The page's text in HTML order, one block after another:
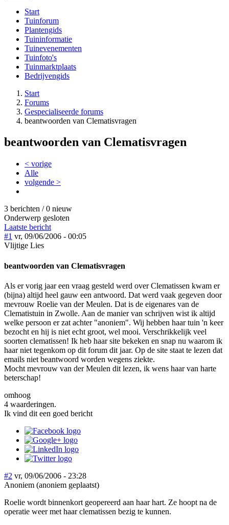
Start
Tuinforum
Plantengids
Tuininformatie
Tuinevenementen
Tuinfoto's
Tuinmarktplaats
Bedrijvengids
Start
Forums
Gespecialiseerde forums
beantwoorden van Clematisvragen
beantwoorden van Clematisvragen
< vorige
Alle
volgende >
3 berichten / 0 nieuw
Onderwerp gesloten
Laatste bericht
#1 vr, 09/06/2006 - 00:05
Vlijtige Lies
beantwoorden van Clematisvragen
Als er vorig jaar een vraag gesteld werd over Clematissen kwam er
(bijna) altijd heel gauw een antwoord. Dat werd vaak gegeven door
mevrouw Roelie van der Meulen. Dat is de eigenares van de
Clematistuin in Zwolle. Aan de manier van schrijven wist ik altijd
welke persoon er zat achter "anoniem". Wij hebben haar tuin 'n keer
bezocht en hij is niet echt groot, wel mooi. Verschrikkelijk veel
soorten clematissen! Ik heb haar site bekeken en snap nu waarom ik
haar niet tegenkom op dit forum dit jaar. Op de site staat te lezen dat
emails niet beantwoord worden wegens ziekte.
Mocht mevrouw van der Meulen dit lezen, ik wens haar van harte
beterschap!
omhoog
4 waarderingen.
Ik vind dit een goed bericht
#2 vr, 09/06/2006 - 23:28
Anoniem (anoniem geplaatst)
Roelie wordt binnenkort geopereerd aan haar hart. Ze hoopt na de
operatie weer met haar clematissen bezig te kunnen.